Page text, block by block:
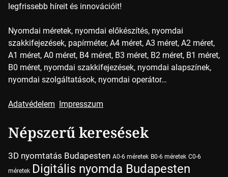
legfrissebb híreit és innovációit!
Nyomdai méretek, nyomdai előkészítés, nyomdai
szakkifejezések, papírméter, A4 méret, A3 méret, A2 méret,
A1 méret, A0 méret, B4 méret, B3 méret, B2 méret, B1 méret,
B0 méret, nyomdai szakkifejezések, nyomdai alapszínek,
nyomdai szolgáltatások, nyomdai operátor…
Adatvédelem Impresszum
Népszerű keresések
3D nyomtatás Budapesten A0-6 méretek B0-6 méretek C0-6
méretek Digitális nyomda Budapesten